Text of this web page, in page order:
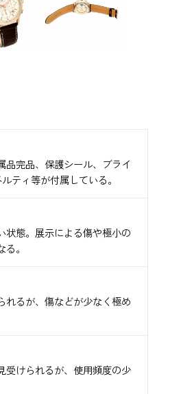
品完品、保護シール、ブライ
ティ等が付属している。
状態。展示による傷や極小の
。
れるが、傷などが少なく極め
受けられるが、使用頻度の少